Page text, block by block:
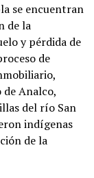
se encuentran
de la
y pérdida de
de
Analco,
del río San
indígenas
de la